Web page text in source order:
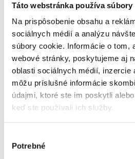
Táto webstránka používa súbory
Na prispôsobenie obsahu a
sociálnych médií a analýzu
súbory cookie. Informácie o tom,
webové stránky, poskytujeme aj
oblasti sociálnych médií, inzercie
môžu príslušné informácie
údajmi, ktoré ste im poskytli
keď ste používali ich služby.
súhlasu
Potrebné
Produkty
Dámska móda
Nohavice
Dlhé
Nohavice dámske - Tom Tailor
Nohavice dámske - Tom Tailor Denim
Zľava 50 %